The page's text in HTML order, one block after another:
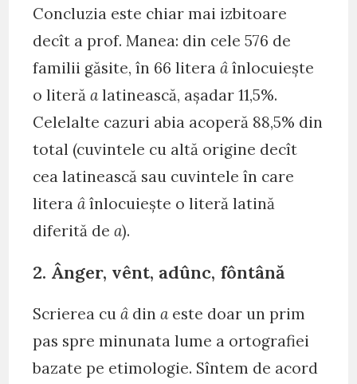
Concluzia este chiar mai izbitoare
decît a prof. Manea: din cele 576 de
familii găsite, în 66 literaâînlocuiește
o literăalatinească, așadar 11,5%.
Celelalte cazuri abia acoperă 88,5% din
total (cuvintele cu altă origine decît
cea latinească sau cuvintele în care
literaâînlocuiește o literă latină
diferită dea).
2. Ânger, vênt, adûnc, fôntână
Scrierea cuâdinaeste doar un prim
pas spre minunata lume a ortografiei
bazate pe etimologie. Sîntem de acord